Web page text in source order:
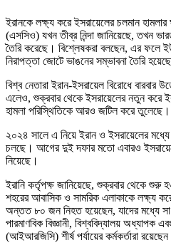
ইরানকে লক্ষ্য করে ইসরায়েলের চলমান
(এসসিও) যখন তীব্র নিন্দা জানিয়েছে, তখন
তৈরি করেছে। বিশ্লেষকরা বলছেন, এর ফলে
নিরাপত্তা জোটে ভাঙনের সম্ভাবনা তৈরি
বিশ্ব নেতারা ইরান-ইসরায়েল বিরোধে
এলেও, শুক্রবার থেকে ইসরায়েলের নতুন করে
হামলা পরিস্থিতিকে আরও জটিল করে তুলেছে।
২০২৪ সালে এ নিয়ে ইরান ও ইসরায়েলের মধ্যে
চলছে। আগের দুই দফার মতো এবারও
নিয়েছে।
ইরানি কর্তৃপক্ষ জানিয়েছে, শুক্রবার থেকে শুরু
শহরের আবাসিক ও সামরিক এলাকাকে লক্ষ্য
অন্তত ৮০ জন নিহত হয়েছেন, যাদের মধ্যে
পারমাণবিক বিজ্ঞানী, বিশ্ববিদ্যালয় অধ্যাপক
(আইআরজিসি) শীর্ষ পর্যায়ের কর্মকর্তারা